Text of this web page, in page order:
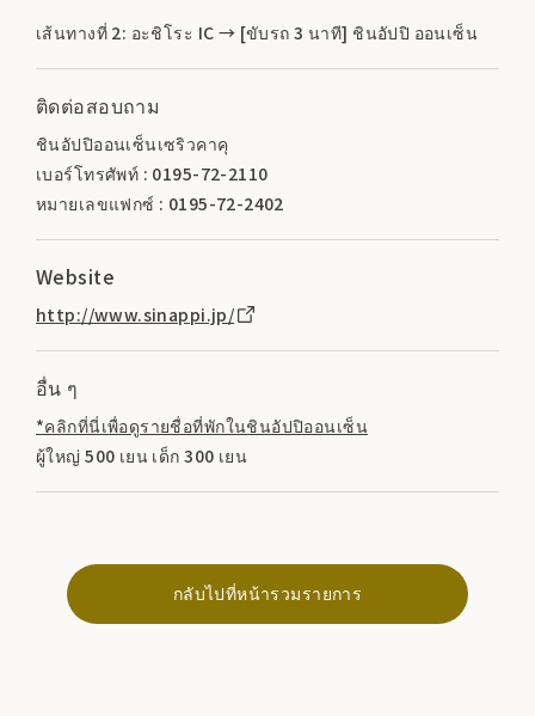
เส้นทางที่ 2: อะชิโระ IC → [ขับรถ 3 นาที] ชินอัปปิ ออนเซ็น
ติดต่อสอบถาม
ชินอัปปิออนเซ็นเซริวคาคุ
เบอร์โทรศัพท์ : 0195-72-2110
หมายเลขแฟกซ์ : 0195-72-2402
Website
http://www.sinappi.jp/
อื่น ๆ
*คลิกที่นี่เพื่อดูรายชื่อที่พักในชินอัปปิออนเซ็น
ผู้ใหญ่ 500 เยน เด็ก 300 เยน
กลับไปที่หน้ารวมรายการ